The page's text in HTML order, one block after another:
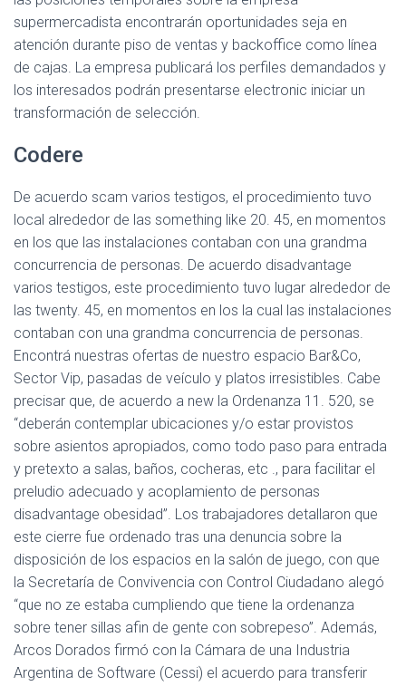
supermercadista encontrarán oportunidades seja en
atención durante piso de ventas y backoffice como línea
de cajas. La empresa publicará los perfiles demandados y
los interesados podrán presentarse electronic iniciar un
transformación de selección.
Codere
De acuerdo scam varios testigos, el procedimiento tuvo
local alrededor de las something like 20. 45, en momentos
en los que las instalaciones contaban con una grandma
concurrencia de personas. De acuerdo disadvantage
varios testigos, este procedimiento tuvo lugar alrededor de
las twenty. 45, en momentos en los la cual las instalaciones
contaban con una grandma concurrencia de personas.
Encontrá nuestras ofertas de nuestro espacio Bar&Co,
Sector Vip, pasadas de veículo y platos irresistibles. Cabe
precisar que, de acuerdo a new la Ordenanza 11. 520, se
“deberán contemplar ubicaciones y/o estar provistos
sobre asientos apropiados, como todo paso para entrada
y pretexto a salas, baños, cocheras, etc ., para facilitar el
preludio adecuado y acoplamiento de personas
disadvantage obesidad”. Los trabajadores detallaron que
este cierre fue ordenado tras una denuncia sobre la
disposición de los espacios en la salón de juego, con que
la Secretaría de Convivencia con Control Ciudadano alegó
“que no ze estaba cumpliendo que tiene la ordenanza
sobre tener sillas afin de gente con sobrepeso”. Además,
Arcos Dorados firmó con la Cámara de una Industria
Argentina de Software (Cessi) el acuerdo para transferir